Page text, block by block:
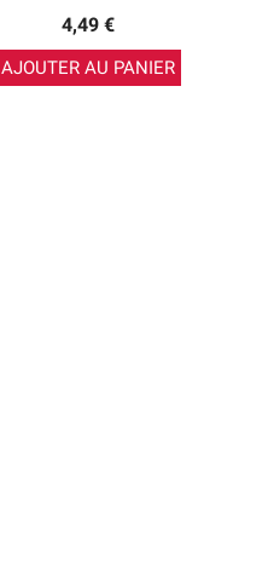
4,49 €
AJOUTER AU PANIER